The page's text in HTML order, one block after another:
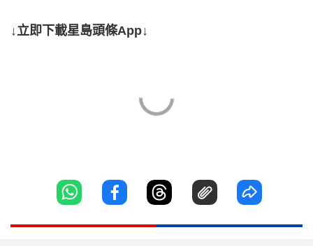
↓立即下載星島頭條App↓